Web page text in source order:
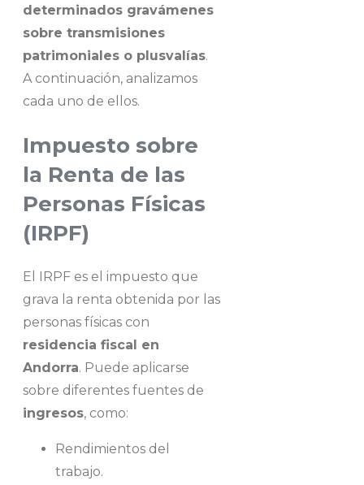
determinados gravámenes
sobre transmisiones
patrimoniales o plusvalías.
A continuación, analizamos
cada uno de ellos.
Impuesto sobre
la Renta de las
Personas Físicas
(IRPF)
El IRPF es el impuesto que
grava la renta obtenida por las
personas físicas con
residencia fiscal en
Andorra. Puede aplicarse
sobre diferentes fuentes de
ingresos, como:
Rendimientos del
trabajo.